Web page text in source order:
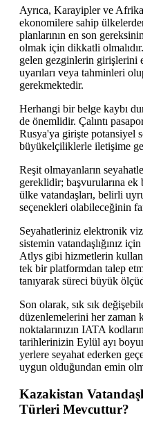
Ayrıca, Karayipler ve
ekonomilere sahip
planlarının en son
olmak için dikkatli
gelen gezginlerin girişlerini
uyarıları veya tahminleri
gerekmektedir.
Herhangi bir belge kaybı
de önemlidir. Çalıntı
Rusya'ya girişte potansiyel
büyükelçiliklerle iletişime
Reşit olmayanların
gereklidir; başvurularına
ülke vatandaşları, belirli
seçenekleri olabileceğinin
Seyahatleriniz elektronik
sistemin vatandaşlığınız
Atlys gibi hizmetlerin
tek bir platformdan talep
tanıyarak süreci büyük
Son olarak, sık sık
düzenlemelerini her zaman
noktalarınızın IATA
tarihlerinizin Eylül ayı
yerlere seyahat ederken
uygun olduğundan emin
Kazakistan
Türleri Mevcuttur?